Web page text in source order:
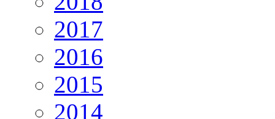
2017
2016
2015
2014